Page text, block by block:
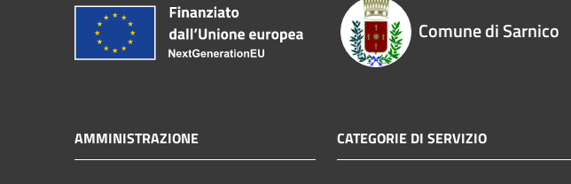
Comune di Sarnico
AMMINISTRAZIONE CATEGORIE DI SERVIZIO